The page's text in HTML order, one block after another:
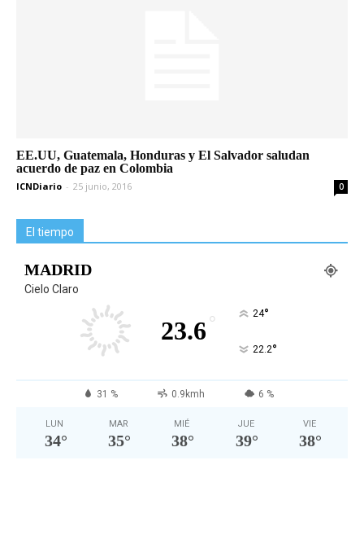
EE.UU, Guatemala, Honduras y El Salvador saludan
acuerdo de paz en Colombia
ICNDiario - 25 junio, 2016 0
El tiempo
MADRID
Cielo Claro
23.6 ° 24°
22.2°
31 % 0.9kmh 6 %
LUN
34°
MAR
35°
MIÉ
38°
JUE
39°
VIE
38°